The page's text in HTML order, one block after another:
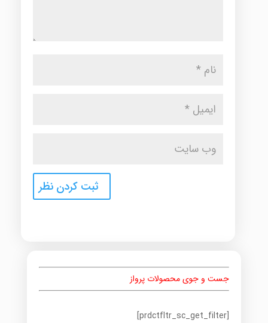
جست و جوی محصولات پرواز
[prdctfltr_sc_get_filter]